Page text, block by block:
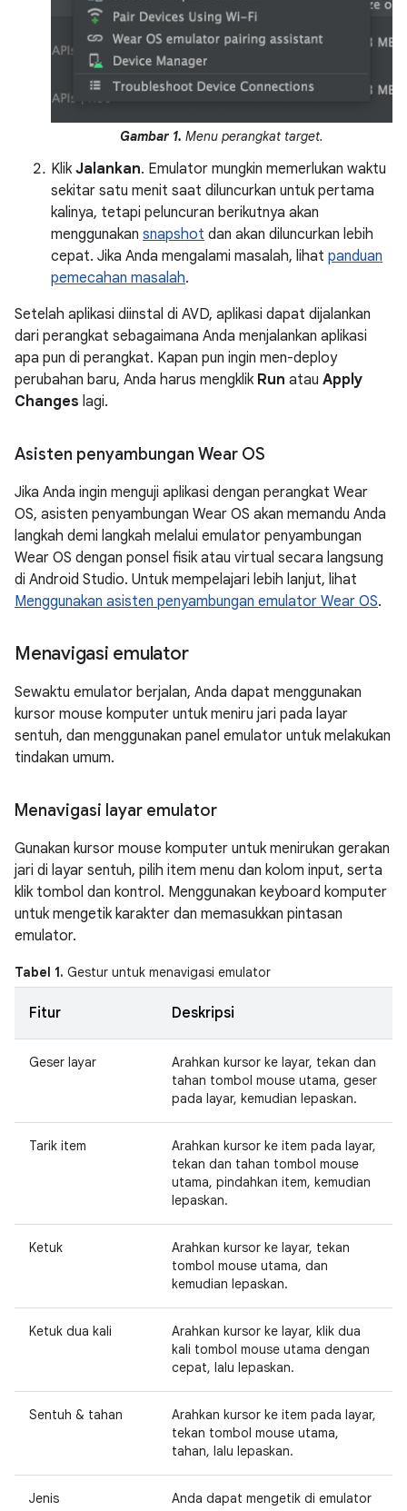
Gambar 1. Menu perangkat target.
Klik Jalankan. Emulator mungkin memerlukan waktu
sekitar satu menit saat diluncurkan untuk pertama
kalinya, tetapi peluncuran berikutnya akan
menggunakan snapshot dan akan diluncurkan lebih
cepat. Jika Anda mengalami masalah, lihat panduan
pemecahan masalah.
Setelah aplikasi diinstal di AVD, aplikasi dapat dijalankan
dari perangkat sebagaimana Anda menjalankan aplikasi
apa pun di perangkat. Kapan pun ingin men-deploy
perubahan baru, Anda harus mengklik Run atau Apply
Changes lagi.
Asisten penyambungan Wear OS
Jika Anda ingin menguji aplikasi dengan perangkat Wear
OS, asisten penyambungan Wear OS akan memandu Anda
langkah demi langkah melalui emulator penyambungan
Wear OS dengan ponsel fisik atau virtual secara langsung
di Android Studio. Untuk mempelajari lebih lanjut, lihat
Menggunakan asisten penyambungan emulator Wear OS.
Menavigasi emulator
Sewaktu emulator berjalan, Anda dapat menggunakan
kursor mouse komputer untuk meniru jari pada layar
sentuh, dan menggunakan panel emulator untuk melakukan
tindakan umum.
Menavigasi layar emulator
Gunakan kursor mouse komputer untuk menirukan gerakan
jari di layar sentuh, pilih item menu dan kolom input, serta
klik tombol dan kontrol. Menggunakan keyboard komputer
untuk mengetik karakter dan memasukkan pintasan
emulator.
Tabel 1. Gestur untuk menavigasi emulator
Fitur Deskripsi
Geser layar
Arahkan kursor ke layar, tekan dan
tahan tombol mouse utama, geser
pada layar, kemudian lepaskan.
Tarik item
Arahkan kursor ke item pada layar,
tekan dan tahan tombol mouse
utama, pindahkan item, kemudian
lepaskan.
Ketuk
Arahkan kursor ke layar, tekan
tombol mouse utama, dan
kemudian lepaskan.
Ketuk dua kali
Arahkan kursor ke layar, klik dua
kali tombol mouse utama dengan
cepat, lalu lepaskan.
Sentuh & tahan
Arahkan kursor ke item pada layar,
tekan tombol mouse utama,
tahan, lalu lepaskan.
Jenis
Anda dapat mengetik di emulator